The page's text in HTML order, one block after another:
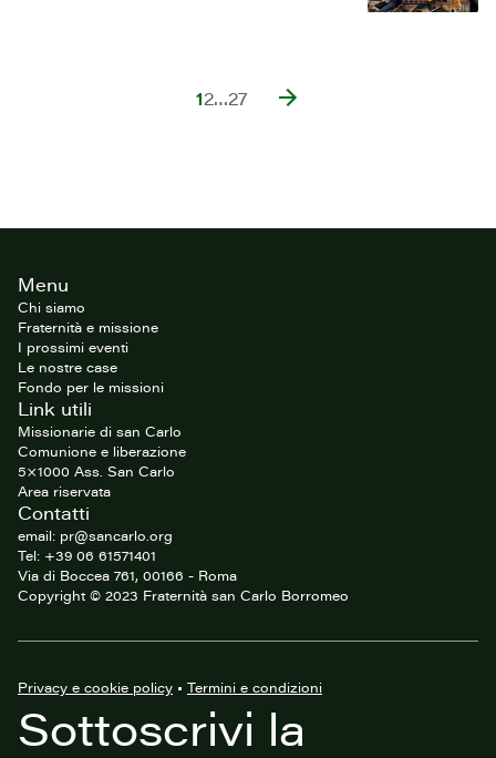
12…27
FooterMenu
Chi siamo
Fraternità e missione
I prossimi eventi
Le nostre case
Fondo per le missioni
Link utili
Missionarie di san Carlo
Comunione e liberazione
5×1000 Ass. San Carlo
Area riservata
Contatti
email: pr@sancarlo.org
Tel: +39 06 61571401
Via di Boccea 761, 00166 - Roma
Copyright © 2023 Fraternità san Carlo Borromeo
Privacy e cookie policy • Termini e condizioni
Sottoscrivi la